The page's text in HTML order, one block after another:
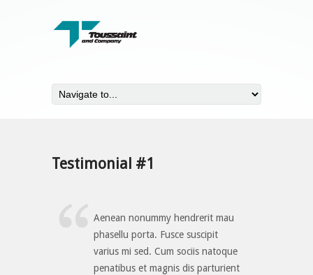
Testimonial #1
Aenean nonummy hendrerit mau
phasellu porta. Fusce suscipit
varius mi sed. Cum sociis natoque
penatibus et magnis dis parturient